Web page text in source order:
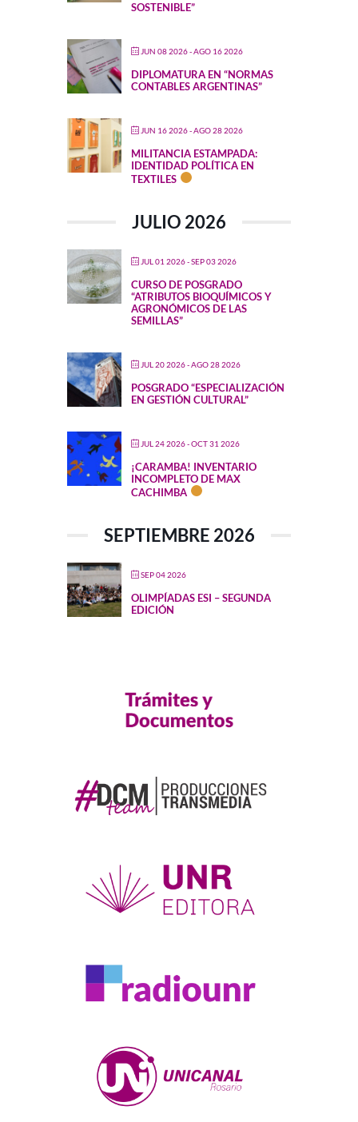
SOSTENIBLE”
JUN 08 2026- AGO 16 2026
DIPLOMATURA EN “NORMAS
CONTABLES ARGENTINAS”
JUN 16 2026- AGO 28 2026
MILITANCIA ESTAMPADA:
IDENTIDAD POLÍTICA EN
TEXTILES
JULIO 2026
JUL 01 2026- SEP 03 2026
CURSO DE POSGRADO
“ATRIBUTOS BIOQUÍMICOS Y
AGRONÓMICOS DE LAS
SEMILLAS”
JUL 20 2026- AGO 28 2026
POSGRADO “ESPECIALIZACIÓN
EN GESTIÓN CULTURAL”
JUL 24 2026- OCT 31 2026
¡CARAMBA! INVENTARIO
INCOMPLETO DE MAX
CACHIMBA
SEPTIEMBRE 2026
SEP 04 2026
OLIMPÍADAS ESI – SEGUNDA
EDICIÓN